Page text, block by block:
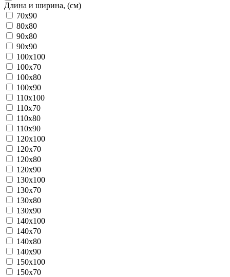
Длина и ширина, (см)
70x90
80x80
90x80
90x90
100x100
100x70
100x80
100x90
110x100
110x70
110x80
110x90
120x100
120x70
120x80
120x90
130x100
130x70
130x80
130x90
140x100
140x70
140x80
140x90
150x100
150x70